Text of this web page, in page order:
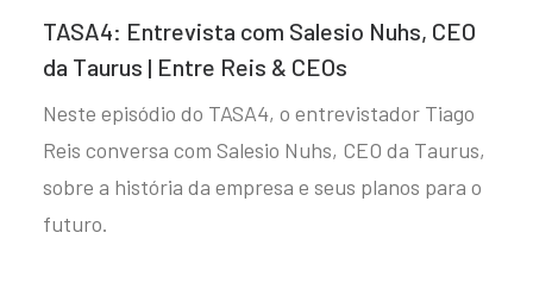
TASA4: Entrevista com Salesio Nuhs, CEO
da Taurus | Entre Reis & CEOs
Neste episódio do TASA4, o entrevistador Tiago
Reis conversa com Salesio Nuhs, CEO da Taurus,
sobre a história da empresa e seus planos para o
futuro.